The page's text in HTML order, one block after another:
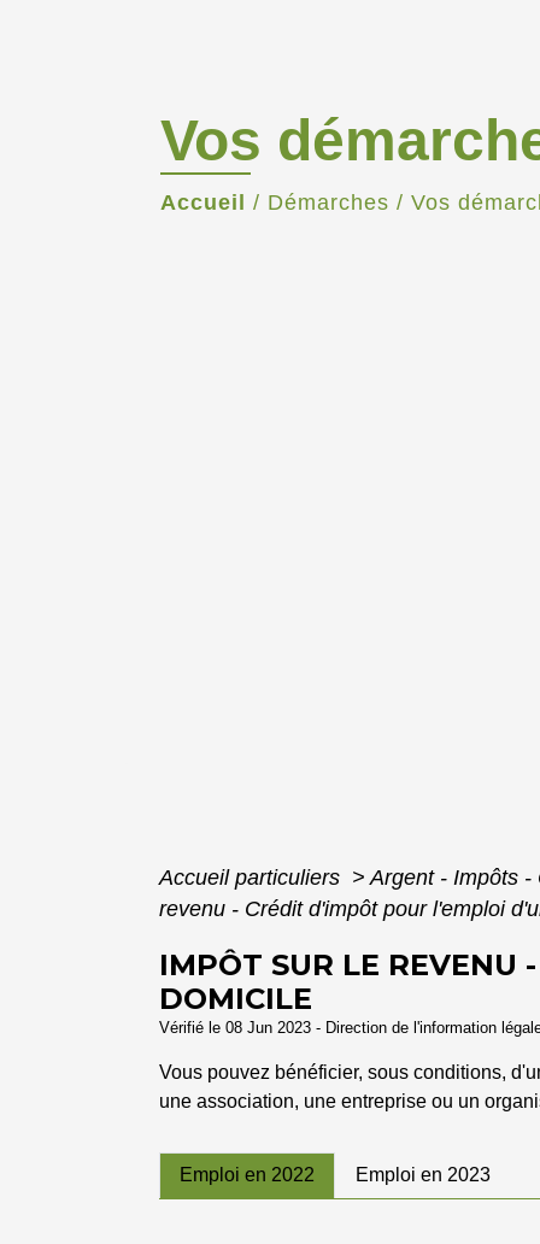
Vos
Accueil / Démarches / Vos
Accueil particuliers > Argent - Impôts -
revenu - Crédit d'impôt pour l'emploi
IMPÔT SUR LE REVENU
DOMICILE
Vérifié le 08 Jun 2023 - Direction de l'information
Vous pouvez bénéficier, sous conditions,
une association, une entreprise ou un
Emploi en 2022 Emploi en 2023